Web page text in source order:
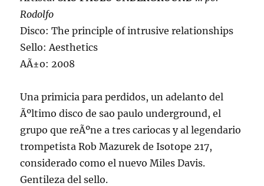
Rodolfo
Disco: The principle of intrusive relationships
Sello: Aesthetics
AÃ±o: 2008
Una primicia para perdidos, un adelanto del
Ãºltimo disco de sao paulo underground, el
grupo que reÃºne a tres cariocas y al legendario
trompetista Rob Mazurek de Isotope 217,
considerado como el nuevo Miles Davis.
Gentileza del sello.